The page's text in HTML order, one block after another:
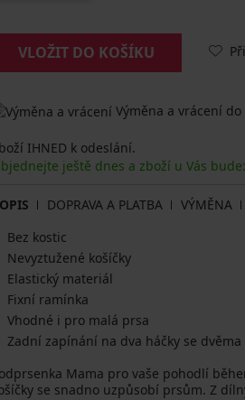
VLOŽIT DO KOŠÍKU
Výměna a vrácení
IHNED k odeslání.
ještě dnes a zboží u Vás
DOPRAVA A PLATBA VÝMĚNA
Bez kostic
Nevyztužené košíčky
Elastický materiál
Fixní ramínka
Vhodné i pro malá prsa
Zadní zapínání na dva háčky se
Mama pro vaše pohodlí
se snadno uzpůsobí prsům. Z